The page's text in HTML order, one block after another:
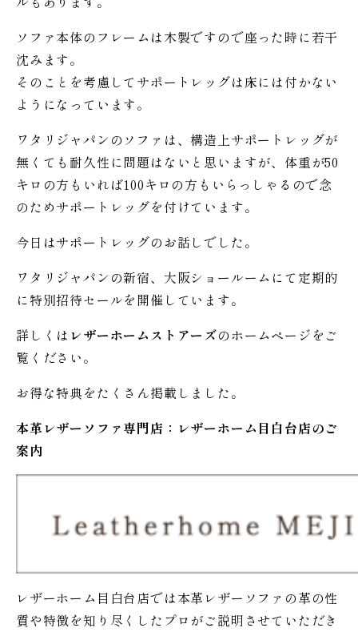
ソファ本体のフレームは木製ですので座った時に若干
沈みます。
そのことを考慮してサポートレッグは床には付かない
ようになっています。
ワタリジャパンのソファは、構造上サポートレッグが
無くても耐久性に問題はないと思いますが、体重が50
キロの方もいれば100キロの方もいらっしゃるので念
のためサポートレッグを付けています。
今日はサポートレッグのお話しでした。
ワタリジャパンの新宿、大阪ショールームにて定期的
に特別招待セールを開催しています。
詳しくは レザーホームストアーズのホームページをご
覧ください。
お得な特典をたくさん掲載しました。
本革レザーソファ専門店：レザーホーム 目白台店のご
案内
レザーホーム目白台店では本革レザーソファの革の性
質や特徴を知り尽くしたプロがご説明させていただき